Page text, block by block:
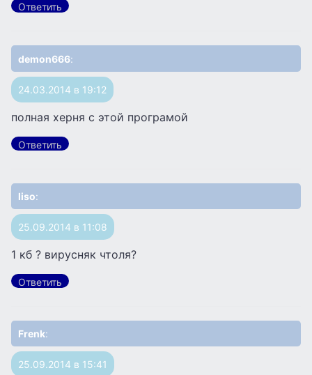
Ответить
demon666:
24.03.2014 в 19:12
полная херня с этой програмой
Ответить
liso:
25.09.2014 в 11:08
1 кб ? вирусняк чтоля?
Ответить
Frenk:
25.09.2014 в 15:41